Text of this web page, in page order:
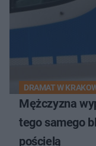
DRAMAT W
Mężczyzna
tego samego
pościelą